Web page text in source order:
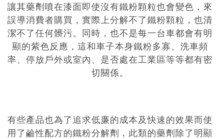
讓其藥劑噴在漆面即使沒有鐵粉顆粒也會變色，來
誤導消費者購買，實際上分解不了鐵粉顆粒，也清
潔不了任何髒污。同時，也不是每一台車都會有明
顯的紫色反應，這和車子本身鐵粉多寡、洗車頻
率、停放戶外或室內、是否處在工業區等等都有密
切關係。
有些產品也為了追求低廉的成本及快速的效果而使
用了鹼性配方的鐵粉分解劑，此類的藥劑除了明顯